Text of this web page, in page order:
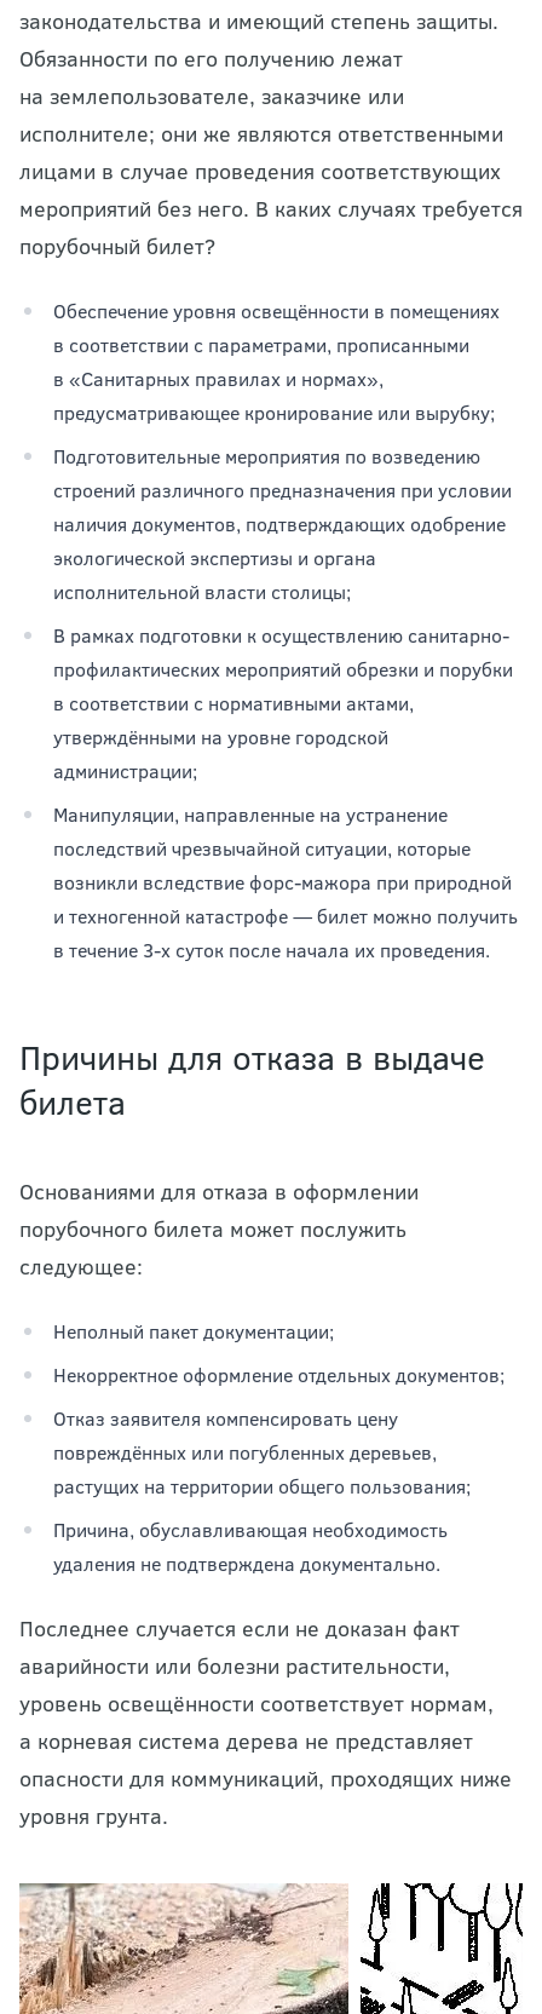
законодательства и имеющий степень защиты.
Обязанности по его получению лежат
на землепользователе, заказчике или
исполнителе; они же являются ответственными
лицами в случае проведения соответствующих
мероприятий без него. В каких случаях требуется
порубочный билет?
Обеспечение уровня освещённости в помещениях
в соответствии с параметрами, прописанными
в «Санитарных правилах и нормах»,
предусматривающее кронирование или вырубку;
Подготовительные мероприятия по возведению
строений различного предназначения при условии
наличия документов, подтверждающих одобрение
экологической экспертизы и органа
исполнительной власти столицы;
В рамках подготовки к осуществлению санитарно-
профилактических мероприятий обрезки и порубки
в соответствии с нормативными актами,
утверждёнными на уровне городской
администрации;
Манипуляции, направленные на устранение
последствий чрезвычайной ситуации, которые
возникли вследствие форс-мажора при природной
и техногенной катастрофе — билет можно получить
в течение 3-х суток после начала их проведения.
Причины для отказа в выдаче
билета
Основаниями для отказа в оформлении
порубочного билета может послужить
следующее:
Неполный пакет документации;
Некорректное оформление отдельных документов;
Отказ заявителя компенсировать цену
повреждённых или погубленных деревьев,
растущих на территории общего пользования;
Причина, обуславливающая необходимость
удаления не подтверждена документально.
Последнее случается если не доказан факт
аварийности или болезни растительности,
уровень освещённости соответствует нормам,
а корневая система дерева не представляет
опасности для коммуникаций, проходящих ниже
уровня грунта.